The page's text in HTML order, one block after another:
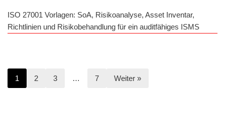
ISO 27001 Vorlagen: SoA, Risikoanalyse, Asset Inventar,
Richtlinien und Risikobehandlung für ein auditfähiges ISMS
1 2 3 … 7 Weiter »